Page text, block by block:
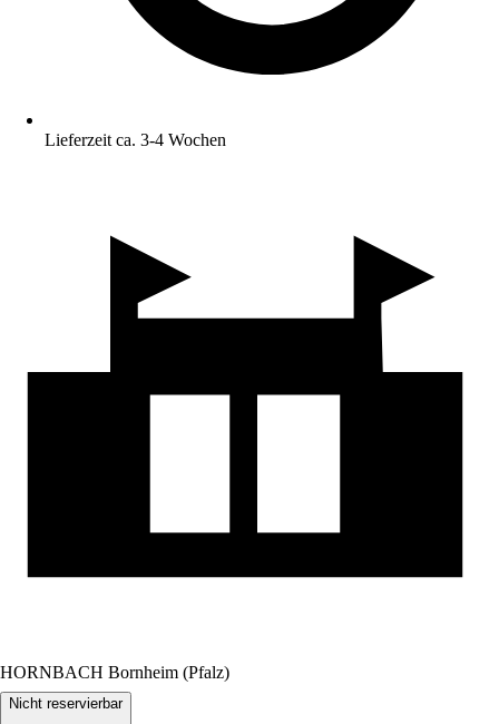
Lieferzeit ca. 3-4 Wochen
HORNBACH Bornheim (Pfalz)
Nicht reservierbar